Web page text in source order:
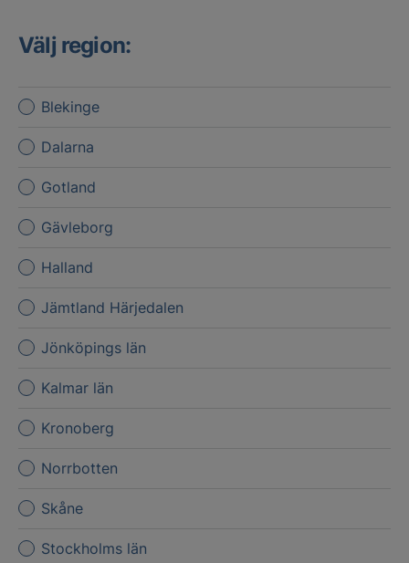
Välj region:
Blekinge
Dalarna
Gotland
Gävleborg
Halland
Jämtland Härjedalen
Jönköpings län
Kalmar län
Kronoberg
Norrbotten
Skåne
Stockholms län